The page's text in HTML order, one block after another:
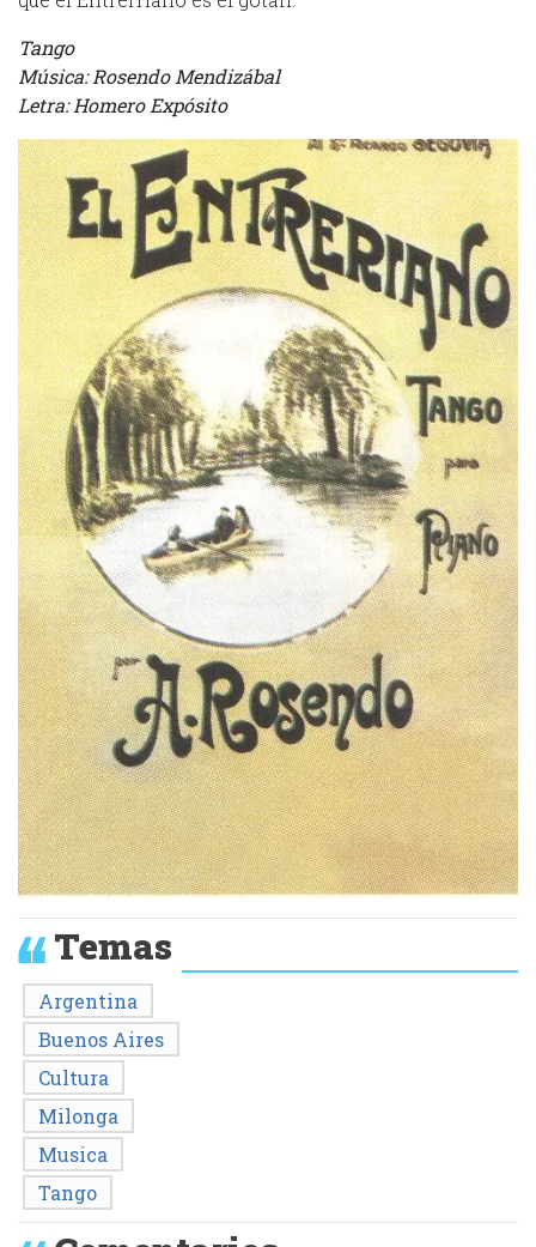
Tango
Música: Rosendo Mendizábal
Letra: Homero Expósito
Temas
Argentina
Buenos Aires
Cultura
Milonga
Musica
Tango